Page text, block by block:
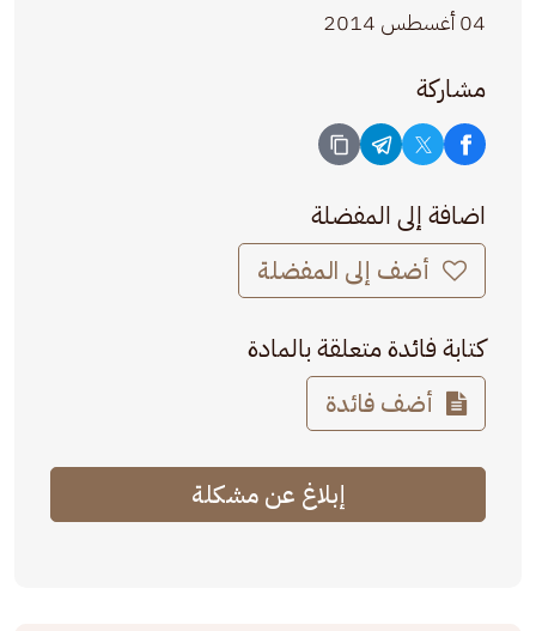
04 أغسطس 2014
مشاركة
اضافة إلى المفضلة
أضف إلى المفضلة
كتابة فائدة متعلقة بالمادة
أضف فائدة
إبلاغ عن مشكلة